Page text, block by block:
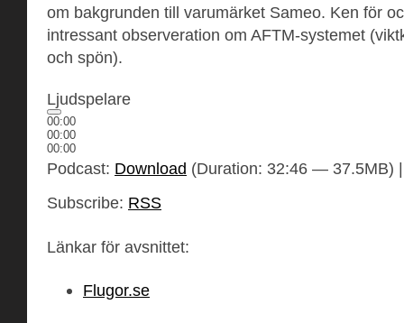
om bakgrunden till varumärket Sameo. Ken för
intressant observeration om AFTM-systemet
och spön).
Ljudspelare
00:00
00:00
00:00
Podcast: Download (Duration: 32:46 — 37.5MB)
Subscribe: RSS
Länkar för avsnittet:
Flugor.se